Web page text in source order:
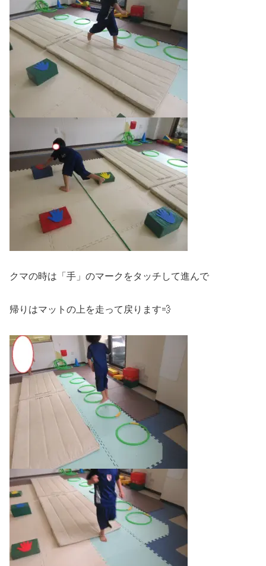
クマの時は「手」のマークをタッチして進んで
帰りはマットの上を走って戻ります💨